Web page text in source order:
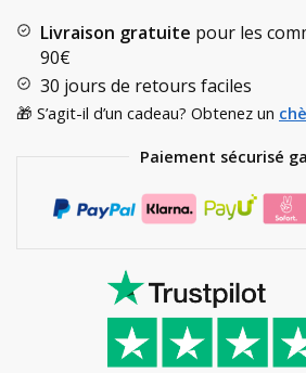
Livraison gratuite pour les
90€
30 jours de retours faciles
🎁 S’agit-il d’un cadeau? Obtenez un
Paiement sécurisé